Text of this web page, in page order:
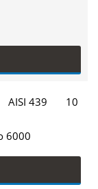
AISI 439 10
6000